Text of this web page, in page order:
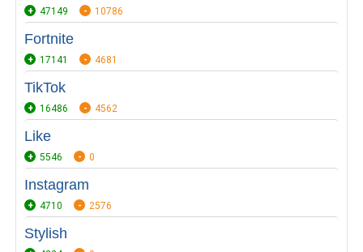
47149 10786
Fortnite
17141 4681
TikTok
16486 4562
Like
5546 0
Instagram
4710 2576
Stylish